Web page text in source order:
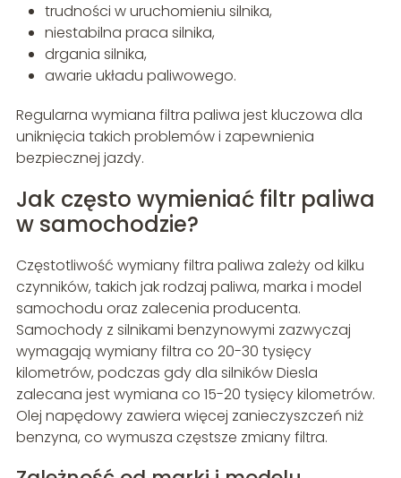
trudności w uruchomieniu silnika,
niestabilna praca silnika,
drgania silnika,
awarie układu paliwowego.
Regularna wymiana filtra paliwa jest kluczowa dla
uniknięcia takich problemów i zapewnienia
bezpiecznej jazdy.
Jak często wymieniać filtr paliwa
w samochodzie?
Częstotliwość wymiany filtra paliwa zależy od kilku
czynników, takich jak rodzaj paliwa, marka i model
samochodu oraz zalecenia producenta.
Samochody z silnikami benzynowymi zazwyczaj
wymagają wymiany filtra co 20-30 tysięcy
kilometrów, podczas gdy dla silników Diesla
zalecana jest wymiana co 15-20 tysięcy kilometrów.
Olej napędowy zawiera więcej zanieczyszczeń niż
benzyna, co wymusza częstsze zmiany filtra.